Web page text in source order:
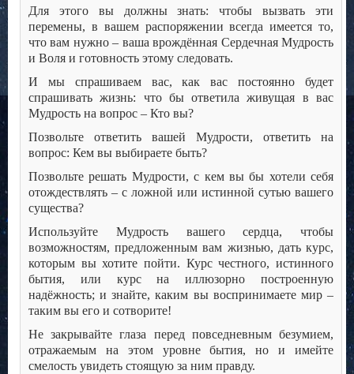
Для этого вы должны знать: чтобы вызвать эти
перемены, в вашем распоряжении всегда имеется то,
что вам нужно – ваша врождённая Сердечная Мудрость
и Воля и готовность этому следовать.
И мы спрашиваем вас, как вас постоянно будет
спрашивать жизнь: что бы ответила живущая в вас
Мудрость на вопрос – Кто вы?
Позвольте ответить вашей Мудрости, ответить на
вопрос: Кем вы выбираете быть?
Позвольте решать Мудрости, с кем вы бы хотели себя
отождествлять – с ложной или истинной сутью вашего
существа?
Используйте Мудрость вашего сердца, чтобы
возможностям, предложенным вам жизнью, дать курс,
которым вы хотите пойти. Курс честного, истинного
бытия, или курс на иллюзорно построенную
надёжность; и знайте, каким вы воспринимаете мир –
таким вы его и сотворите!
Не закрывайте глаза перед повседневным безумием,
отражаемым на этом уровне бытия, но и имейте
смелость увидеть стоящую за ним правду.